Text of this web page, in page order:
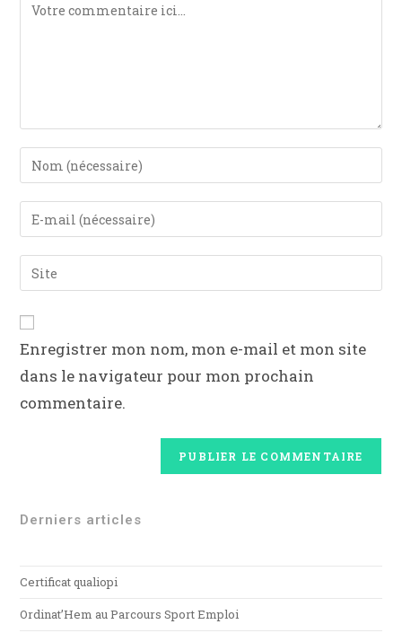
Enregistrer mon nom, mon e-mail et mon site
dans le navigateur pour mon prochain
commentaire.
Derniers articles
Certificat qualiopi
Ordinat’Hem au Parcours Sport Emploi